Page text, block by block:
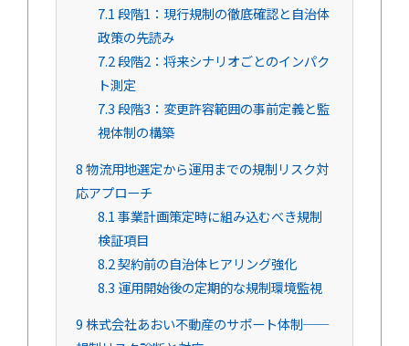
7.1段階1：現行規制の徹底確認と自治体
政策の先読み
7.2段階2：将来シナリオごとのインパク
ト測定
7.3段階3：変更許容範囲の事前定義と監
視体制の構築
8物流用地選定から運用までの規制リスク対
応アプローチ
8.1事業計画策定時に組み込むべき規制
検証項目
8.2契約前の自治体ヒアリング強化
8.3 運用開始後の定期的な規制環境監視
9株式会社あおい不動産のサポート体制──